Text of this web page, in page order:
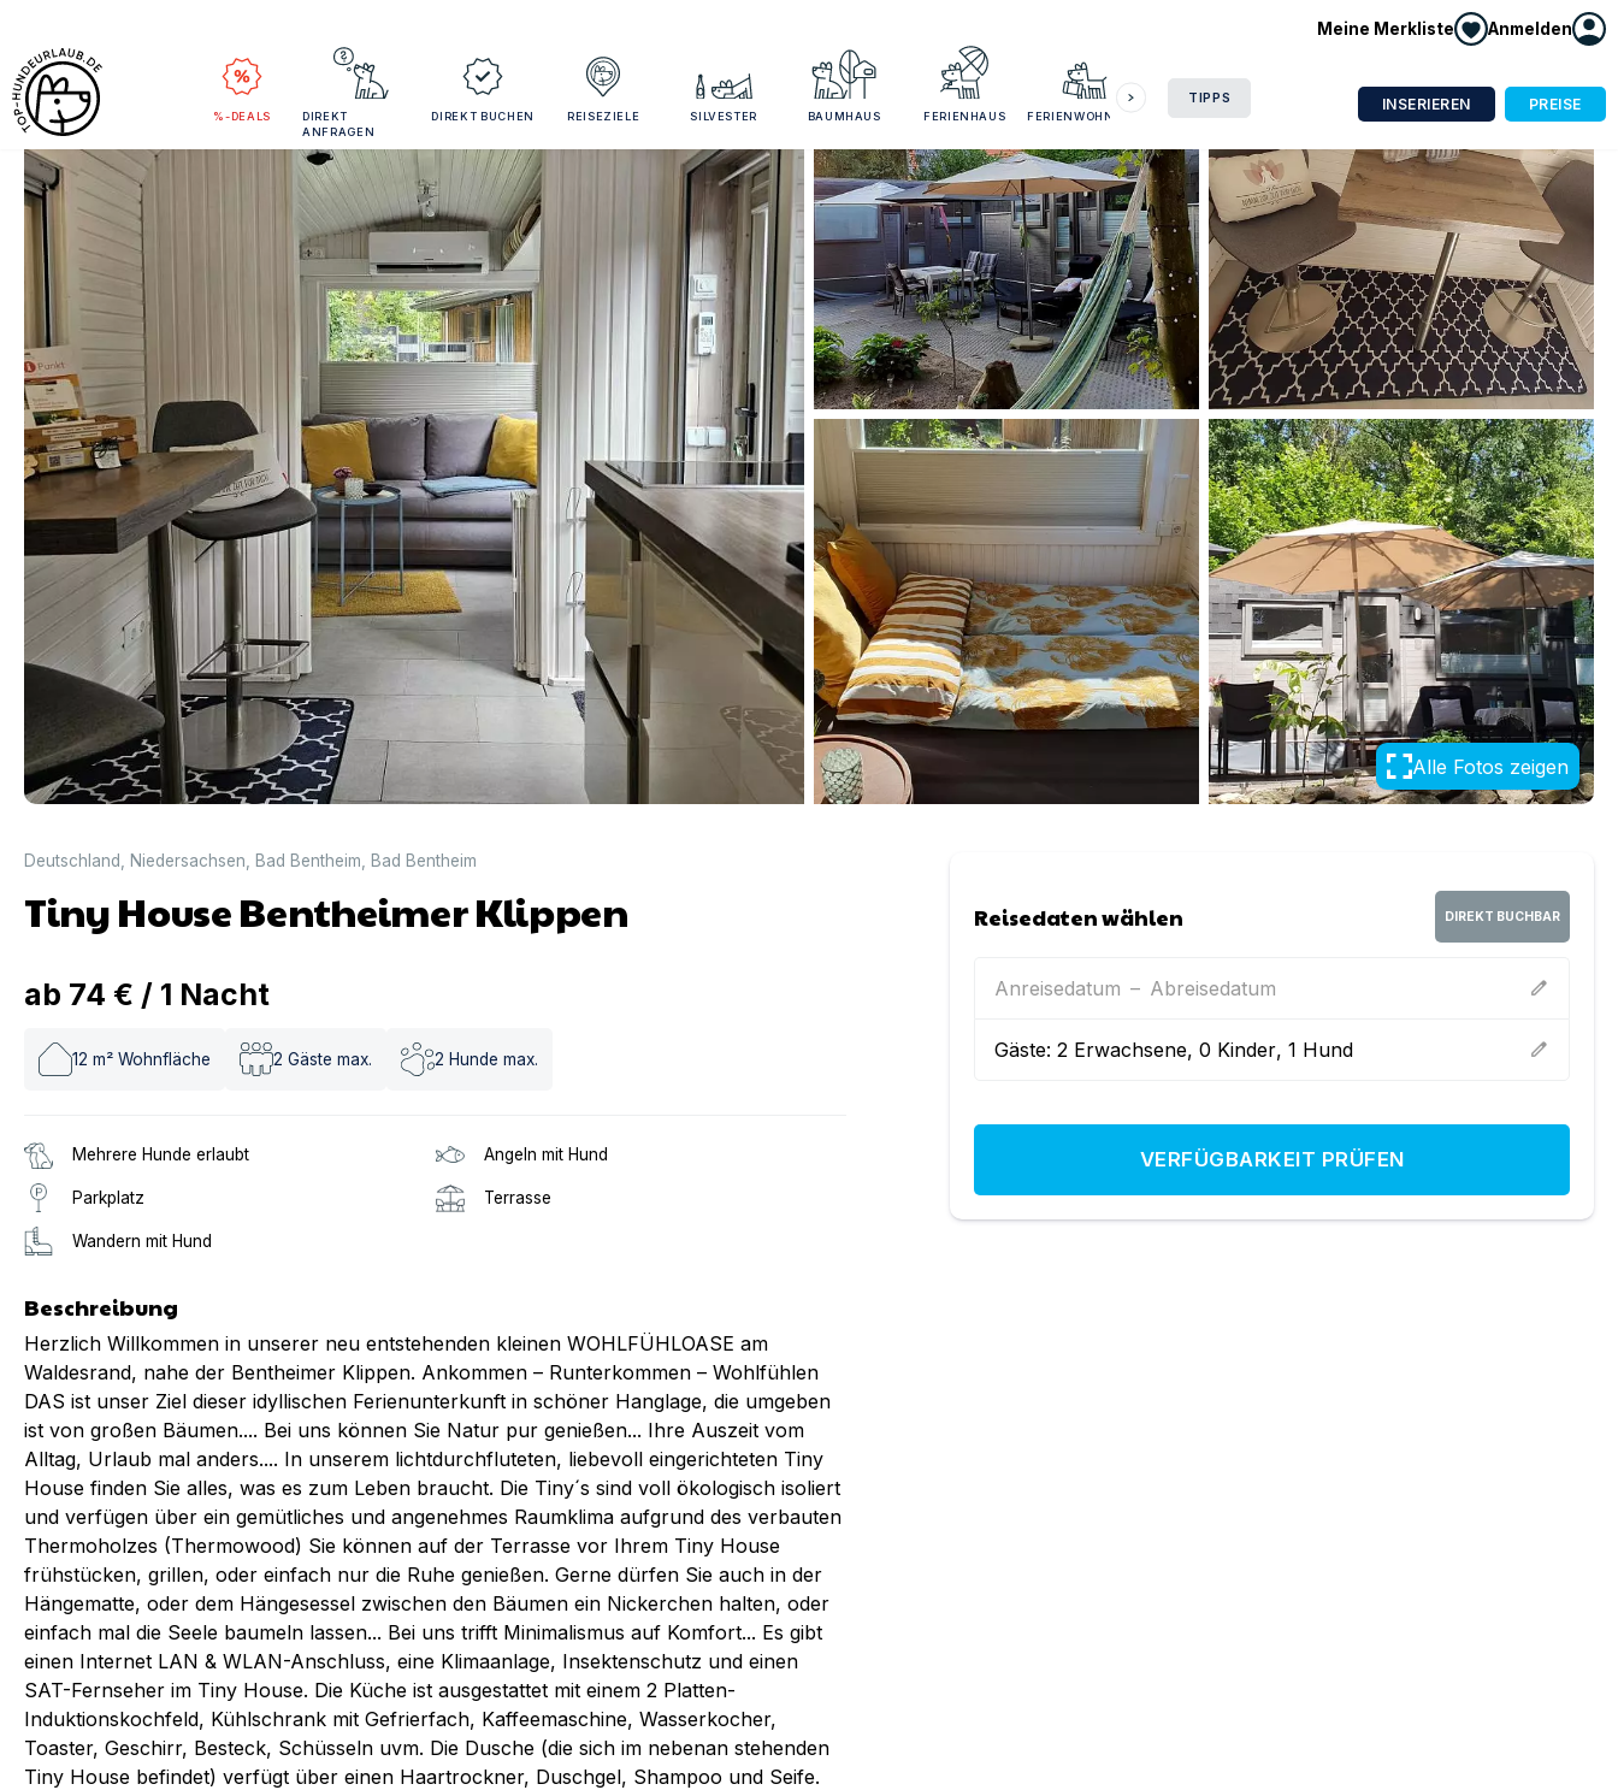
Meine Merkliste Anmelden
%-DEALS
DIREKT
ANFRAGEN
DIREKT BUCHEN REISEZIELE SILVESTER BAUMHAUS FERIENHAUS FERIENWOHNUNG
TIPPS INSERIEREN PREISE
Alle Fotos zeigen
Deutschland Niedersachsen Bad Bentheim Bad Bentheim
Tiny House Bentheimer Klippen
ab 74 € / 1 Nacht
12 m² Wohnfläche 2 Gäste max. 2 Hunde max.
Mehrere Hunde erlaubt Angeln mit Hund
Parkplatz Terrasse
Wandern mit Hund
Beschreibung
Herzlich Willkommen in unserer neu entstehenden kleinen WOHLFÜHLOASE am
Waldesrand, nahe der Bentheimer Klippen. Ankommen – Runterkommen – Wohlfühlen
DAS ist unser Ziel dieser idyllischen Ferienunterkunft in schöner Hanglage, die umgeben
ist von großen Bäumen.... Bei uns können Sie Natur pur genießen... Ihre Auszeit vom
Alltag, Urlaub mal anders.... In unserem lichtdurchfluteten, liebevoll eingerichteten Tiny
House finden Sie alles, was es zum Leben braucht. Die Tiny´s sind voll ökologisch isoliert
und verfügen über ein gemütliches und angenehmes Raumklima aufgrund des verbauten
Thermoholzes (Thermowood) Sie können auf der Terrasse vor Ihrem Tiny House
frühstücken, grillen, oder einfach nur die Ruhe genießen. Gerne dürfen Sie auch in der
Hängematte, oder dem Hängesessel zwischen den Bäumen ein Nickerchen halten, oder
einfach mal die Seele baumeln lassen... Bei uns trifft Minimalismus auf Komfort... Es gibt
einen Internet LAN & WLAN-Anschluss, eine Klimaanlage, Insektenschutz und einen
SAT-Fernseher im Tiny House. Die Küche ist ausgestattet mit einem 2 Platten-
Induktionskochfeld, Kühlschrank mit Gefrierfach, Kaffeemaschine, Wasserkocher,
Toaster, Geschirr, Besteck, Schüsseln uvm. Die Dusche (die sich im nebenan stehenden
Tiny House befindet) verfügt über einen Haartrockner, Duschgel, Shampoo und Seife.
Reisedaten wählen DIREKT BUCHBAR
Anreisedatum – Abreisedatum edit
Gäste:2 Erwachsene,0 Kinder,1 Hund edit
VERFÜGBARKEIT PRÜFEN